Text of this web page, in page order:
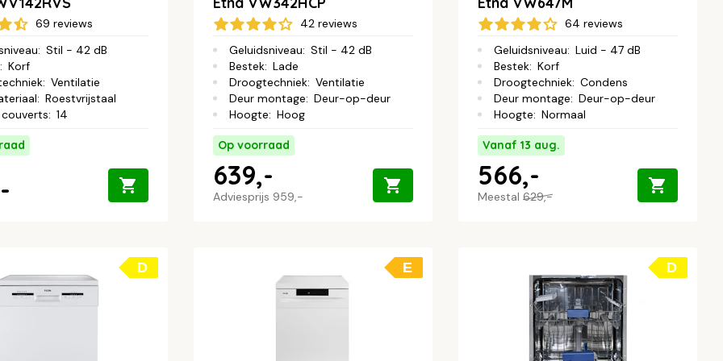
69 reviews
: Stil - 42 dB
: Korf
: Ventilatie
: Roestvrijstaal
: 14
42 reviews
Geluidsniveau: Stil - 42 dB
Bestek: Lade
Droogtechniek: Ventilatie
Deur montage: Deur-op-deur
Hoogte: Hoog
Op voorraad
Adviesprijs 959,-
639,-
64 reviews
Geluidsniveau: Luid - 47 dB
Bestek: Korf
Droogtechniek: Condens
Deur montage: Deur-op-deur
Hoogte: Normaal
Vanaf 13 aug.
Meestal 629,-
566,-
D E D